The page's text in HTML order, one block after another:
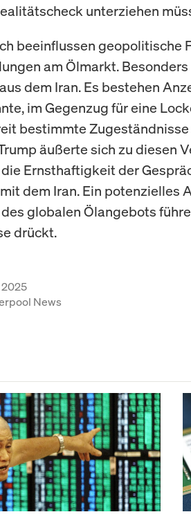
unterziehen
beeinflussen geopolitische
am Ölmarkt.
dem Iran. Es bestehen
im Gegenzug für eine
bestimmte Zugeständnisse
äußerte sich zu diesen
Ernsthaftigkeit der
dem Iran. Ein potenzielles
globalen Ölangebots
drückt.
News